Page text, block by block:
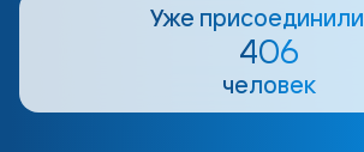
Уже
406
человек